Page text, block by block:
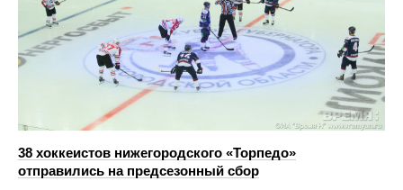
38 хоккеистов нижегородского «Торпедо»
отправились на предсезонный сбор